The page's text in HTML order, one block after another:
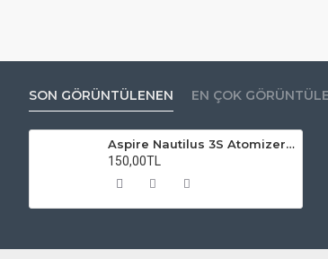
SON GÖRÜNTÜLENEN EN ÇOK
Aspire Nautilus 3S Atomizer Camı
150,00TL